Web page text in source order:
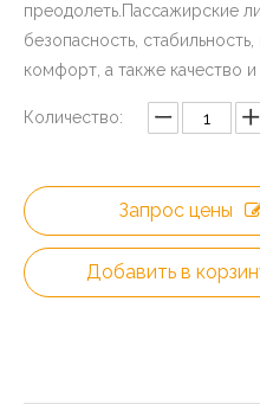
преодолеть.Пассажирские
безопасность,
комфорт, а также качество
Количество:
Запрос цены
Добавить в